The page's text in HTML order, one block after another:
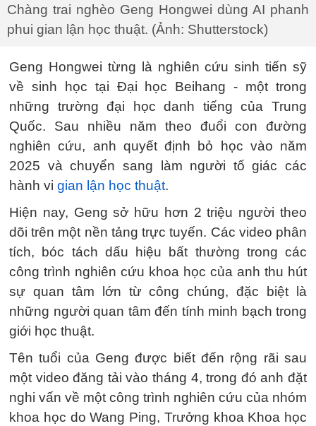
Chàng trai nghèo Geng Hongwei dùng AI phanh
phui gian lận học thuật. (Ảnh: Shutterstock)
Geng Hongwei từng là nghiên cứu sinh tiến sỹ
về sinh học tại Đại học Beihang - một trong
những trường đại học danh tiếng của Trung
Quốc. Sau nhiều năm theo đuổi con đường
nghiên cứu, anh quyết định bỏ học vào năm
2025 và chuyển sang làm người tố giác các
hành vi gian lận học thuật.
Hiện nay, Geng sở hữu hơn 2 triệu người theo
dõi trên một nền tảng trực tuyến. Các video phân
tích, bóc tách dấu hiệu bất thường trong các
công trình nghiên cứu khoa học của anh thu hút
sự quan tâm lớn từ công chúng, đặc biệt là
những người quan tâm đến tính minh bạch trong
giới học thuật.
Tên tuổi của Geng được biết đến rộng rãi sau
một video đăng tải vào tháng 4, trong đó anh đặt
nghi vấn về một công trình nghiên cứu của nhóm
khoa học do Wang Ping, Trưởng khoa Khoa học